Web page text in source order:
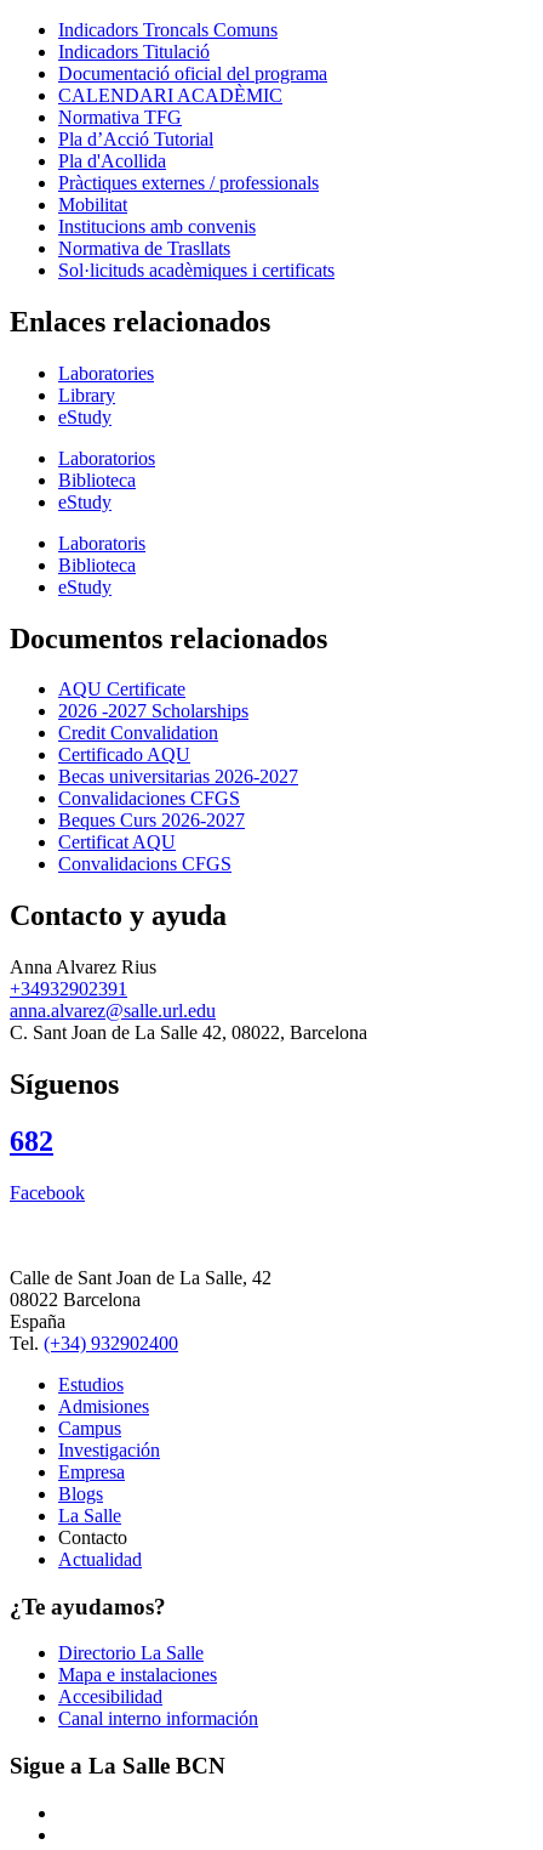
Indicadors Troncals Comuns
Indicadors Titulació
Documentació oficial del programa
CALENDARI ACADÈMIC
Normativa TFG
Pla d’Acció Tutorial
Pla d'Acollida
Pràctiques externes / professionals
Mobilitat
Institucions amb convenis
Normativa de Trasllats
Sol·licituds acadèmiques i certificats
Enlaces relacionados
Laboratories
Library
eStudy
Laboratorios
Biblioteca
eStudy
Laboratoris
Biblioteca
eStudy
Documentos relacionados
AQU Certificate
2026 -2027 Scholarships
Credit Convalidation
Certificado AQU
Becas universitarias 2026-2027
Convalidaciones CFGS
Beques Curs 2026-2027
Certificat AQU
Convalidacions CFGS
Contacto y ayuda
Anna Alvarez Rius
+34932902391
anna.alvarez@salle.url.edu
C. Sant Joan de La Salle 42, 08022, Barcelona
Síguenos
682
Facebook
Calle de Sant Joan de La Salle, 42
08022 Barcelona
España
Tel. (+34) 932902400
Estudios
Admisiones
Campus
Investigación
Empresa
Blogs
La Salle
Contacto
Actualidad
¿Te ayudamos?
Directorio La Salle
Mapa e instalaciones
Accesibilidad
Canal interno información
Sigue a La Salle BCN